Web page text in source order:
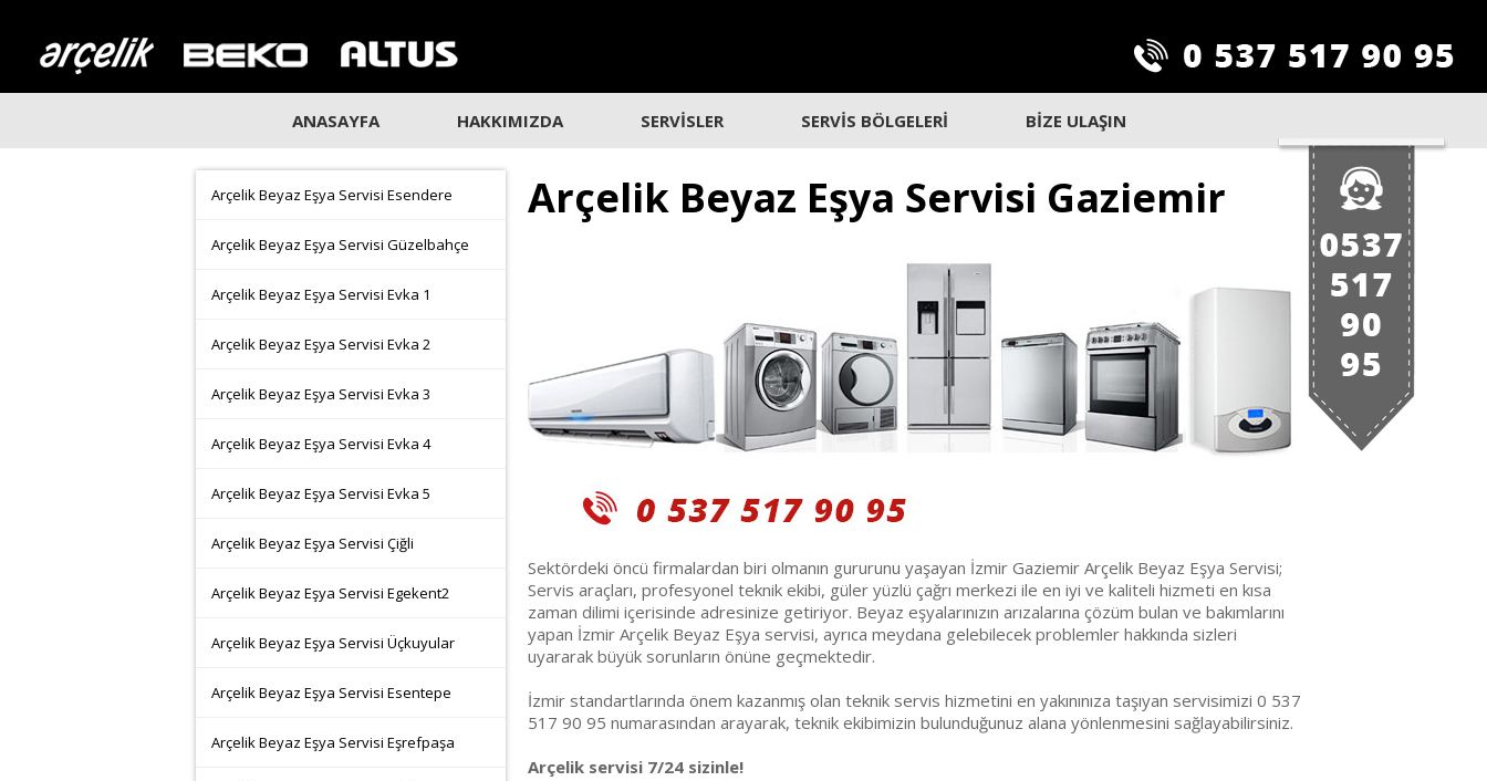
ANASAYFA HAKKIMIZDA SERVİSLER SERVİS BÖLGELERİ BİZE ULAŞIN
Arçelik Beyaz Eşya Servisi Gaziemir
Sektördeki öncü firmalardan biri olmanın gururunu yaşayan İzmir Gaziemir Arçelik Beyaz Eşya Servisi;
Servis araçları, profesyonel teknik ekibi, güler yüzlü çağrı merkezi ile en iyi ve kaliteli hizmeti en kısa
zaman dilimi içerisinde adresinize getiriyor. Beyaz eşyalarınızın arızalarına çözüm bulan ve bakımlarını
yapan İzmir Arçelik Beyaz Eşya servisi, ayrıca meydana gelebilecek problemler hakkında sizleri
uyararak büyük sorunların önüne geçmektedir.
İzmir standartlarında önem kazanmış olan teknik servis hizmetini en yakınınıza taşıyan servisimizi 0 537
517 90 95 numarasından arayarak, teknik ekibimizin bulunduğunuz alana yönlenmesini sağlayabilirsiniz.
Arçelik servisi 7/24 sizinle!
Arçelik Beyaz Eşya Servisi Esendere
Arçelik Beyaz Eşya Servisi Güzelbahçe
Arçelik Beyaz Eşya Servisi Evka 1
Arçelik Beyaz Eşya Servisi Evka 2
Arçelik Beyaz Eşya Servisi Evka 3
Arçelik Beyaz Eşya Servisi Evka 4
Arçelik Beyaz Eşya Servisi Evka 5
Arçelik Beyaz Eşya Servisi Çiğli
Arçelik Beyaz Eşya Servisi Egekent2
Arçelik Beyaz Eşya Servisi Üçkuyular
Arçelik Beyaz Eşya Servisi Esentepe
Arçelik Beyaz Eşya Servisi Eşrefpaşa